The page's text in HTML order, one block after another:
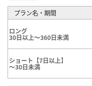
プラン名・期間
ロング
30日以上～360日未満
ショート【7日以上】
～30日未満